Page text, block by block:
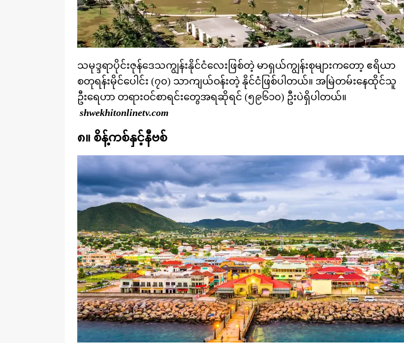
သမုဒ္ဒရာပိုင်းဇုန်ဒေသကျွန်းနိုင်ငံလေးဖြစ်တဲ့ မာရှယ်ကျွန်းစုများကတော့ ဧရိယာ
စတုရန်းမိုင်ပေါင်း (၇၀) သာကျယ်ဝန်းတဲ့ နိုင်ငံဖြစ်ပါတယ်။ အမြဲတမ်းနေထိုင်သူ
ဦးရေဟာ တရားဝင်စာရင်းတွေအရဆိုရင် (၅၉၆၁၀) ဦးပဲရှိပါတယ်။
shwekhitonlinetv.com
၈။ စိန့်ကစ်နှင့်နီဗစ်